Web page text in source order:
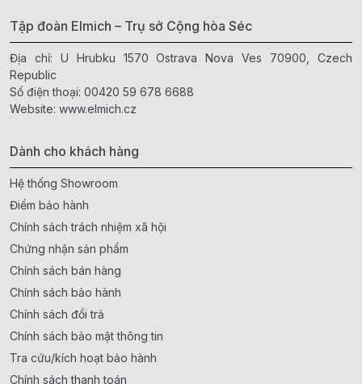
Tập đoàn Elmich – Trụ sở Cộng hòa Séc
Địa chỉ: U Hrubku 1570 Ostrava Nova Ves 70900, Czech
Republic
Số điện thoại: 00420 59 678 6688
Website: www.elmich.cz
Dành cho khách hàng
Hệ thống Showroom
Điểm bảo hành
Chính sách trách nhiệm xã hội
Chứng nhận sản phẩm
Chính sách bán hàng
Chính sách bảo hành
Chính sách đổi trả
Chính sách bảo mật thông tin
Tra cứu/kích hoạt bảo hành
Chính sách thanh toán